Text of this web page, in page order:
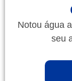
Notou água
seu